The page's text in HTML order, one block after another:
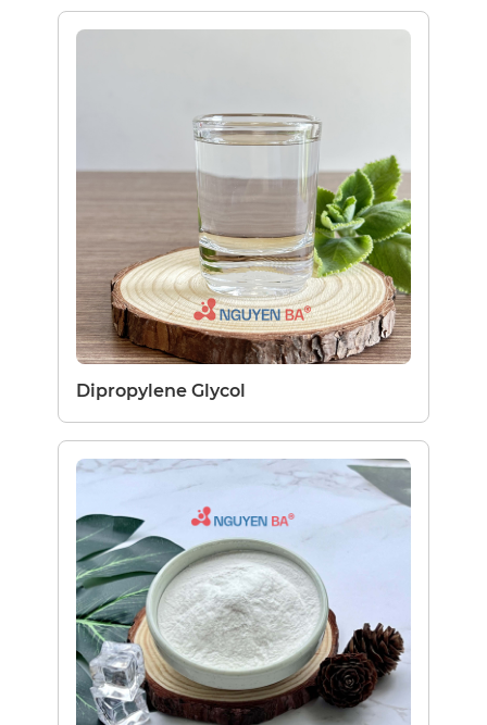
Dipropylene Glycol